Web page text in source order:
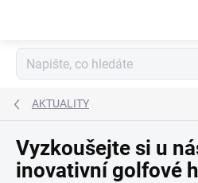
AKTUALITY
Vyzkoušejte si u
inovativní golfové